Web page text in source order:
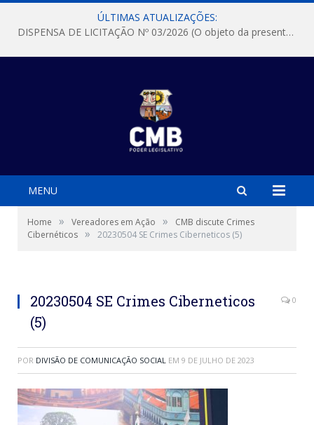
ÚLTIMAS ATUALIZAÇÕES:
DISPENSA DE LICITAÇÃO Nº 03/2026 (O objeto da presente dispensa é a escolha da proposta mais vantajosa para a aquisição, de aparelhos de ar condicionado, tipo Split, com material de instalação e fogão industrial, conforme condições, quantidades e exigências estabelecidas no termo de referencia e neste aviso de contratação direta e seus anexos)
MENU
Home » Vereadores em Ação »
CMB discute Crimes
Cibernéticos » 20230504 SE Crimes Ciberneticos (5)
20230504 SE Crimes Ciberneticos
(5)
0
POR DIVISÃO DE COMUNICAÇÃO SOCIAL EM 9 DE JULHO DE 2023